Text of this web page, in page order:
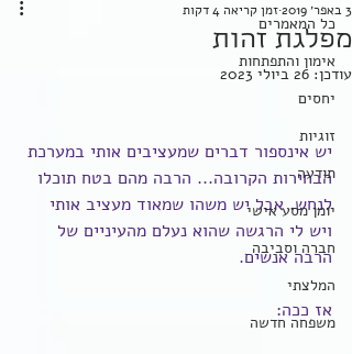
כל המאמרים
אימון והתפתחות
יחסים
זוגיות
תודעה
יומן מסע אישי
חברה וסביבה
המלצתי
משפחה חדשה
מפלגת זהות
3 באפר׳ 2019 זמן קריאה 4 דקות
עודכן: 26 ביולי 2023
יש אינספור דברים שמעציבים אותי במערכת
הבחירות הקרובה... הרבה מהם בטח תוכלו
לנחש. אבל יש משהו שמאוד מעציב אותי
ויש לי הרגשה שהוא נעלם מהעיניים של
הרבה אנשים.
אז ככה: